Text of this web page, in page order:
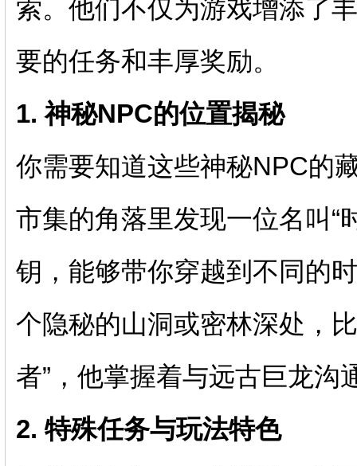
索。他们不仅为游戏增添了
要的任务和丰厚奖励。
1. 神秘NPC的位置揭秘
你需要知道这些神秘NPC的
市集的角落里发现一位名叫“
钥，能够带你穿越到不同的
个隐秘的山洞或密林深处，
者”，他掌握着与远古巨龙沟
2. 特殊任务与玩法特色